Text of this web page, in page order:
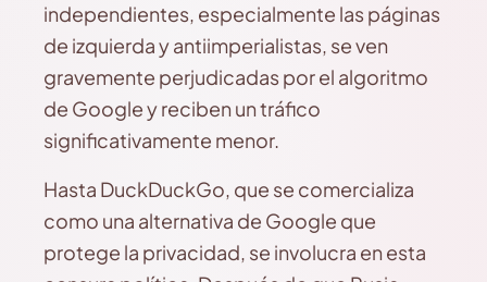
independientes, especialmente las páginas
de izquierda y antiimperialistas, se ven
gravemente perjudicadas por el algoritmo
de Google y reciben un tráfico
significativamente menor.
Hasta DuckDuckGo, que se comercializa
como una alternativa de Google que
protege la privacidad, se involucra en esta